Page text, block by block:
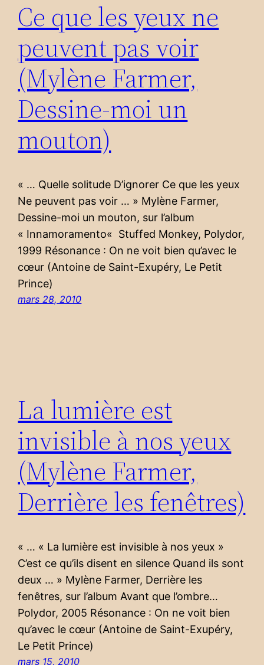
Ce que les yeux ne
peuvent pas voir
(Mylène Farmer,
Dessine-moi un
mouton)
« … Quelle solitude D’ignorer Ce que les yeux
Ne peuvent pas voir … » Mylène Farmer,
Dessine-moi un mouton, sur l’album
« Innamoramento« Stuffed Monkey, Polydor,
1999 Résonance : On ne voit bien qu’avec le
cœur (Antoine de Saint-Exupéry, Le Petit
Prince)
mars 28, 2010
La lumière est
invisible à nos yeux
(Mylène Farmer,
Derrière les fenêtres)
« … « La lumière est invisible à nos yeux »
C’est ce qu’ils disent en silence Quand ils sont
deux … » Mylène Farmer, Derrière les
fenêtres, sur l’album Avant que l’ombre…
Polydor, 2005 Résonance : On ne voit bien
qu’avec le cœur (Antoine de Saint-Exupéry,
Le Petit Prince)
mars 15, 2010